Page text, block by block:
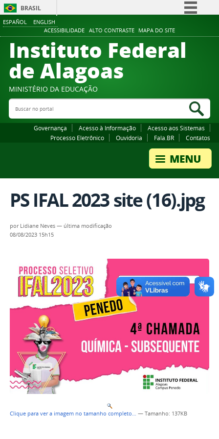
ESPAÑOL ENGLISH
ACESSIBILIDADE ALTO CONTRASTE MAPA DO SITE
BRASIL
Comunica BR
Participe
Canais
Instituto Federal
de Alagoas
MINISTÉRIO DA EDUCAÇÃO
Buscar no portal
Governança Acesso à Informação
Acesso aos Sistemas
Processo Eletrônico
Ouvidoria Fala.BR Contatos
PS IFAL 2023 site (16).jpg
por Lidiane Neves — última modificação
08/08/2023 15h15
Clique para ver a imagem no tamanho completo… — Tamanho: 137KB